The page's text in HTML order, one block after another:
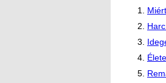
1.
2.
3.
4.
5.